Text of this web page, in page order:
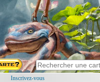
Inscrivez-vous